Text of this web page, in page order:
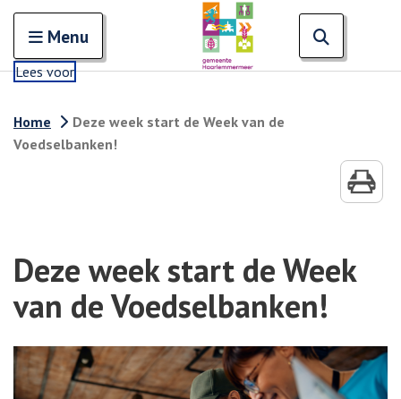
Open en sluit het
Menu
Lees voor
Home
Deze week start de Week van de
Voedselbanken!
Deze week start de Week
van de Voedselbanken!